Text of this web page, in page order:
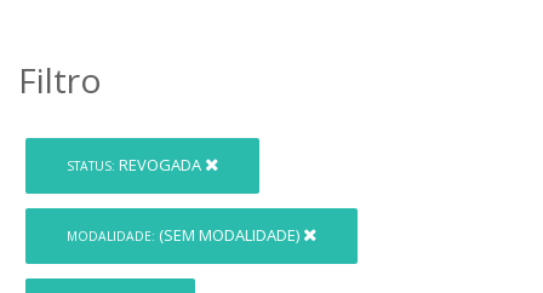
Filtro
STATUS: REVOGADA
MODALIDADE: (SEM MODALIDADE)